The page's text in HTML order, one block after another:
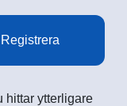
Registrera
hittar ytterligare